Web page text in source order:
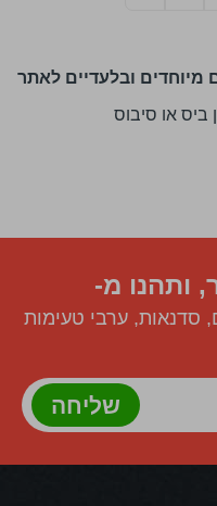
מיוחדים ובלעדיים לאתר
או סיבוס
ותהנו מ-
סדנאות, ערבי טעימות
שליחה